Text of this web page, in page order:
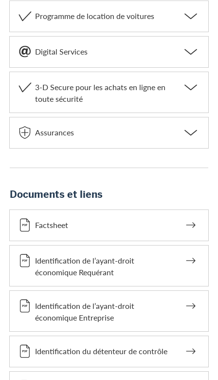
Programme de location de voitures
Digital Services
3-D Secure pour les achats en ligne en
toute sécurité
Assurances
Documents et liens
Factsheet
Identification de l’ayant-droit
économique Requérant
Identification de l’ayant-droit
économique Entreprise
Identification du détenteur de contrôle